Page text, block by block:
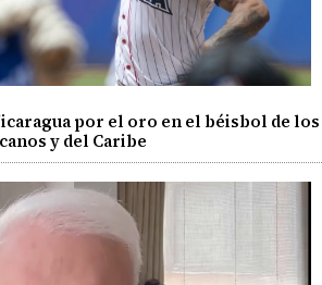
por el oro en el béisbol de los
y del Caribe